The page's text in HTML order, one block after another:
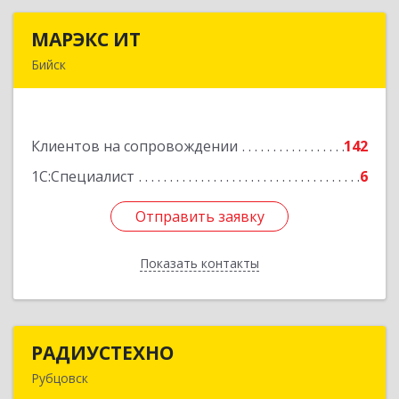
МАРЭКС ИТ
Бийск
Клиентов на сопровождении
142
1С:Специалист
6
Отправить заявку
Показать контакты
Отправить заявку
Назад
РАДИУСТЕХНО
Рубцовск